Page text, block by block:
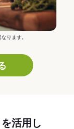
ります。
活用し